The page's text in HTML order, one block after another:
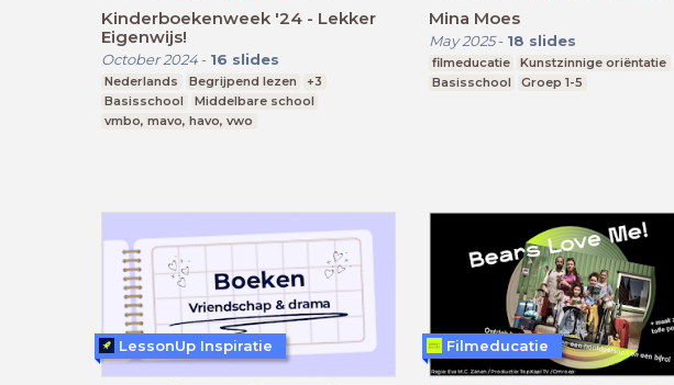
Kinderboekenweek '24 - Lekker
Eigenwijs!
October 2024- 16 slides
Nederlands Begrijpend lezen
+3
Basisschool
Middelbare school
vmbo, mavo, havo, vwo
Mina Moes
May 2025- 18 slides
filmeducatie Kunstzinnige oriëntatie
Basisschool
Groep 1-5
LessonUp Inspiratie Filmeducatie